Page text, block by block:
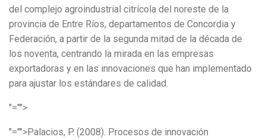
del complejo agroindustrial citrícola del noreste de la
provincia de Entre Ríos, departamentos de Concordia y
Federación, a partir de la segunda mitad de la década de
los noventa, centrando la mirada en las empresas
exportadoras y en las innovaciones que han implementado
para ajustar los estándares de calidad.
"="">
"="">Palacios, P. (2008). Procesos de innovación